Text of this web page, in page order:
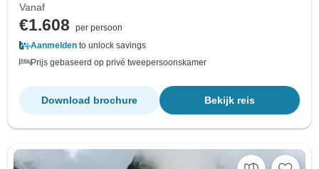
Vanaf
€1.608
per persoon
Aanmelden to unlock savings
Prijs gebaseerd op privé tweepersoonskamer
Bekijk reis
Download brochure